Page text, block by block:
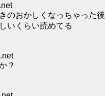
のおかしくなっちゃった後
いくらい読めてる
？